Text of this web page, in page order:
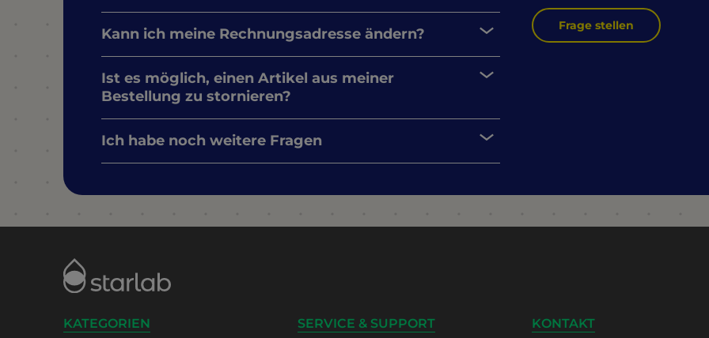
Kann ich meine Rechnungsadresse ändern?
Ist es möglich, einen Artikel aus meiner
Bestellung zu stornieren?
Ich habe noch weitere Fragen
Frage stellen
KATEGORIEN
SERVICE & SUPPORT
KONTAKT